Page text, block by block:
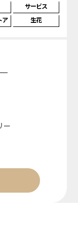
サービス
ア 生花
ー